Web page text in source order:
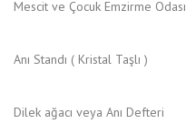
Mescit ve Çocuk Emzirme Odası
Anı Standı ( Kristal Taşlı )
Dilek ağacı veya Anı Defteri